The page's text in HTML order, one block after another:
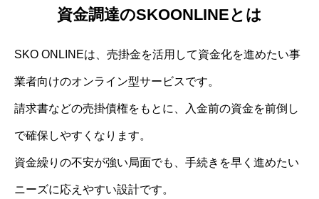
資金調達のSKOONLINEとは
SKO ONLINEは、売掛金を活用して資金化を進めたい事
業者向けのオンライン型サービスです。
請求書などの売掛債権をもとに、入金前の資金を前倒し
で確保しやすくなります。
資金繰りの不安が強い局面でも、手続きを早く進めたい
ニーズに応えやすい設計です。